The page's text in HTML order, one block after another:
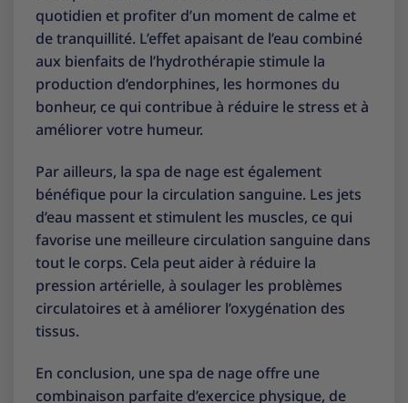
quotidien et profiter d’un moment de calme et
de tranquillité. L’effet apaisant de l’eau combiné
aux bienfaits de l’hydrothérapie stimule la
production d’endorphines, les hormones du
bonheur, ce qui contribue à réduire le stress et à
améliorer votre humeur.
Par ailleurs, la spa de nage est également
bénéfique pour la circulation sanguine. Les jets
d’eau massent et stimulent les muscles, ce qui
favorise une meilleure circulation sanguine dans
tout le corps. Cela peut aider à réduire la
pression artérielle, à soulager les problèmes
circulatoires et à améliorer l’oxygénation des
tissus.
En conclusion, une spa de nage offre une
combinaison parfaite d’exercice physique, de